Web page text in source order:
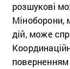
розшукові
Міноборони,
дій, може
поверненням